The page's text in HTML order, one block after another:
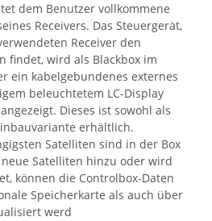
dem Benutzer vollkommene
Receivers. Das Steuergerät,
Receiver den
findet, wird als Blackbox im
ein kabelgebundenes externes
beleuchtetem LC-Display
Dieses ist sowohl als
erhältlich.
Satelliten sind in der Box
Satelliten hinzu oder wird
können die Controlbox-Daten
Speicherkarte als auch über
werd